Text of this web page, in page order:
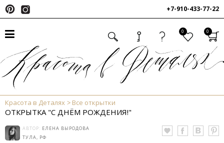
+7-910-433-77-22
0 0
Красота в Деталях Все открытки
ОТКРЫТКА "С ДНЁМ РОЖДЕНИЯ!"
АВТОР: ЕЛЕНА ВЫРОДОВА
ТУЛА, РФ